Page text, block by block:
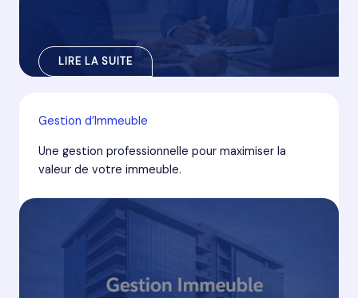
LIRE LA SUITE
Gestion d’Immeuble
Une gestion professionnelle pour maximiser la
valeur de votre immeuble.